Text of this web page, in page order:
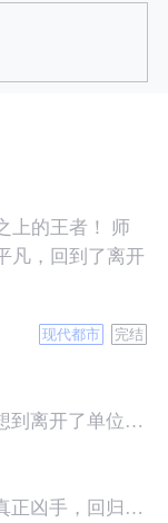
上的王者！ 师
凡，回到了离开
现代都市 完结
我和一个美艳少妇同事下乡扶贫，没想到离开了单位之后，她就性格大变……
曾经的炎黄兵王，为寻找杀害挚爱的真正凶手，回归都市，开始了一段精彩绝伦的征程。